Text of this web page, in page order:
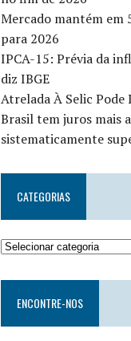
Mercado mantém em
para 2026
IPCA-15: Prévia da
diz IBGE
Atrelada À Selic
Brasil tem juros mais
sistematicamente
CATEGORIAS
ENCONTRE-NOS